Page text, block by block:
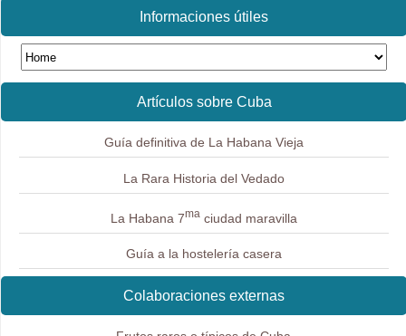
Informaciones útiles
Artículos sobre Cuba
Guía definitiva de La Habana Vieja
La Rara Historia del Vedado
La Habana 7maciudad maravilla
Guía a la hostelería casera
Colaboraciones externas